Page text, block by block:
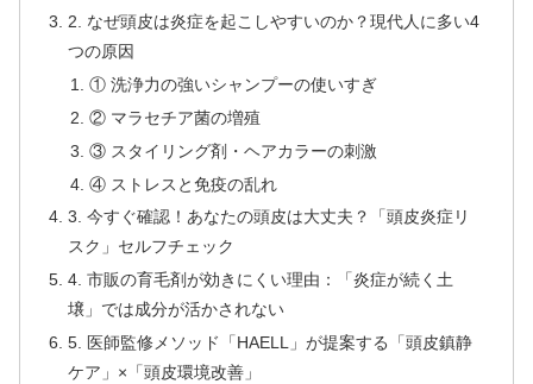
2. なぜ頭皮は炎症を起こしやすいのか？現代人に多い4
つの原因
① 洗浄力の強いシャンプーの使いすぎ
② マラセチア菌の増殖
③ スタイリング剤・ヘアカラーの刺激
④ ストレスと免疫の乱れ
3. 今すぐ確認！あなたの頭皮は大丈夫？「頭皮炎症リ
スク」セルフチェック
4. 市販の育毛剤が効きにくい理由：「炎症が続く土
壌」では成分が活かされない
5. 医師監修メソッド「HAELL」が提案する「頭皮鎮静
ケア」×「頭皮環境改善」